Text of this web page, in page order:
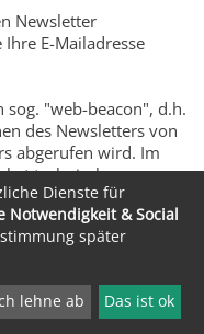
Newsletter
E-Mailadresse
"web-beacon", d.h.
des Newsletters von
abgerufen wird. Im
technische
Browser und Ihrem
Zeitpunkt des Abrufs
zur technischen
technischen Daten
anhand
bestimmbar
Dienste für
Notwendigkeit & Social
später
lehne ab Das ist ok